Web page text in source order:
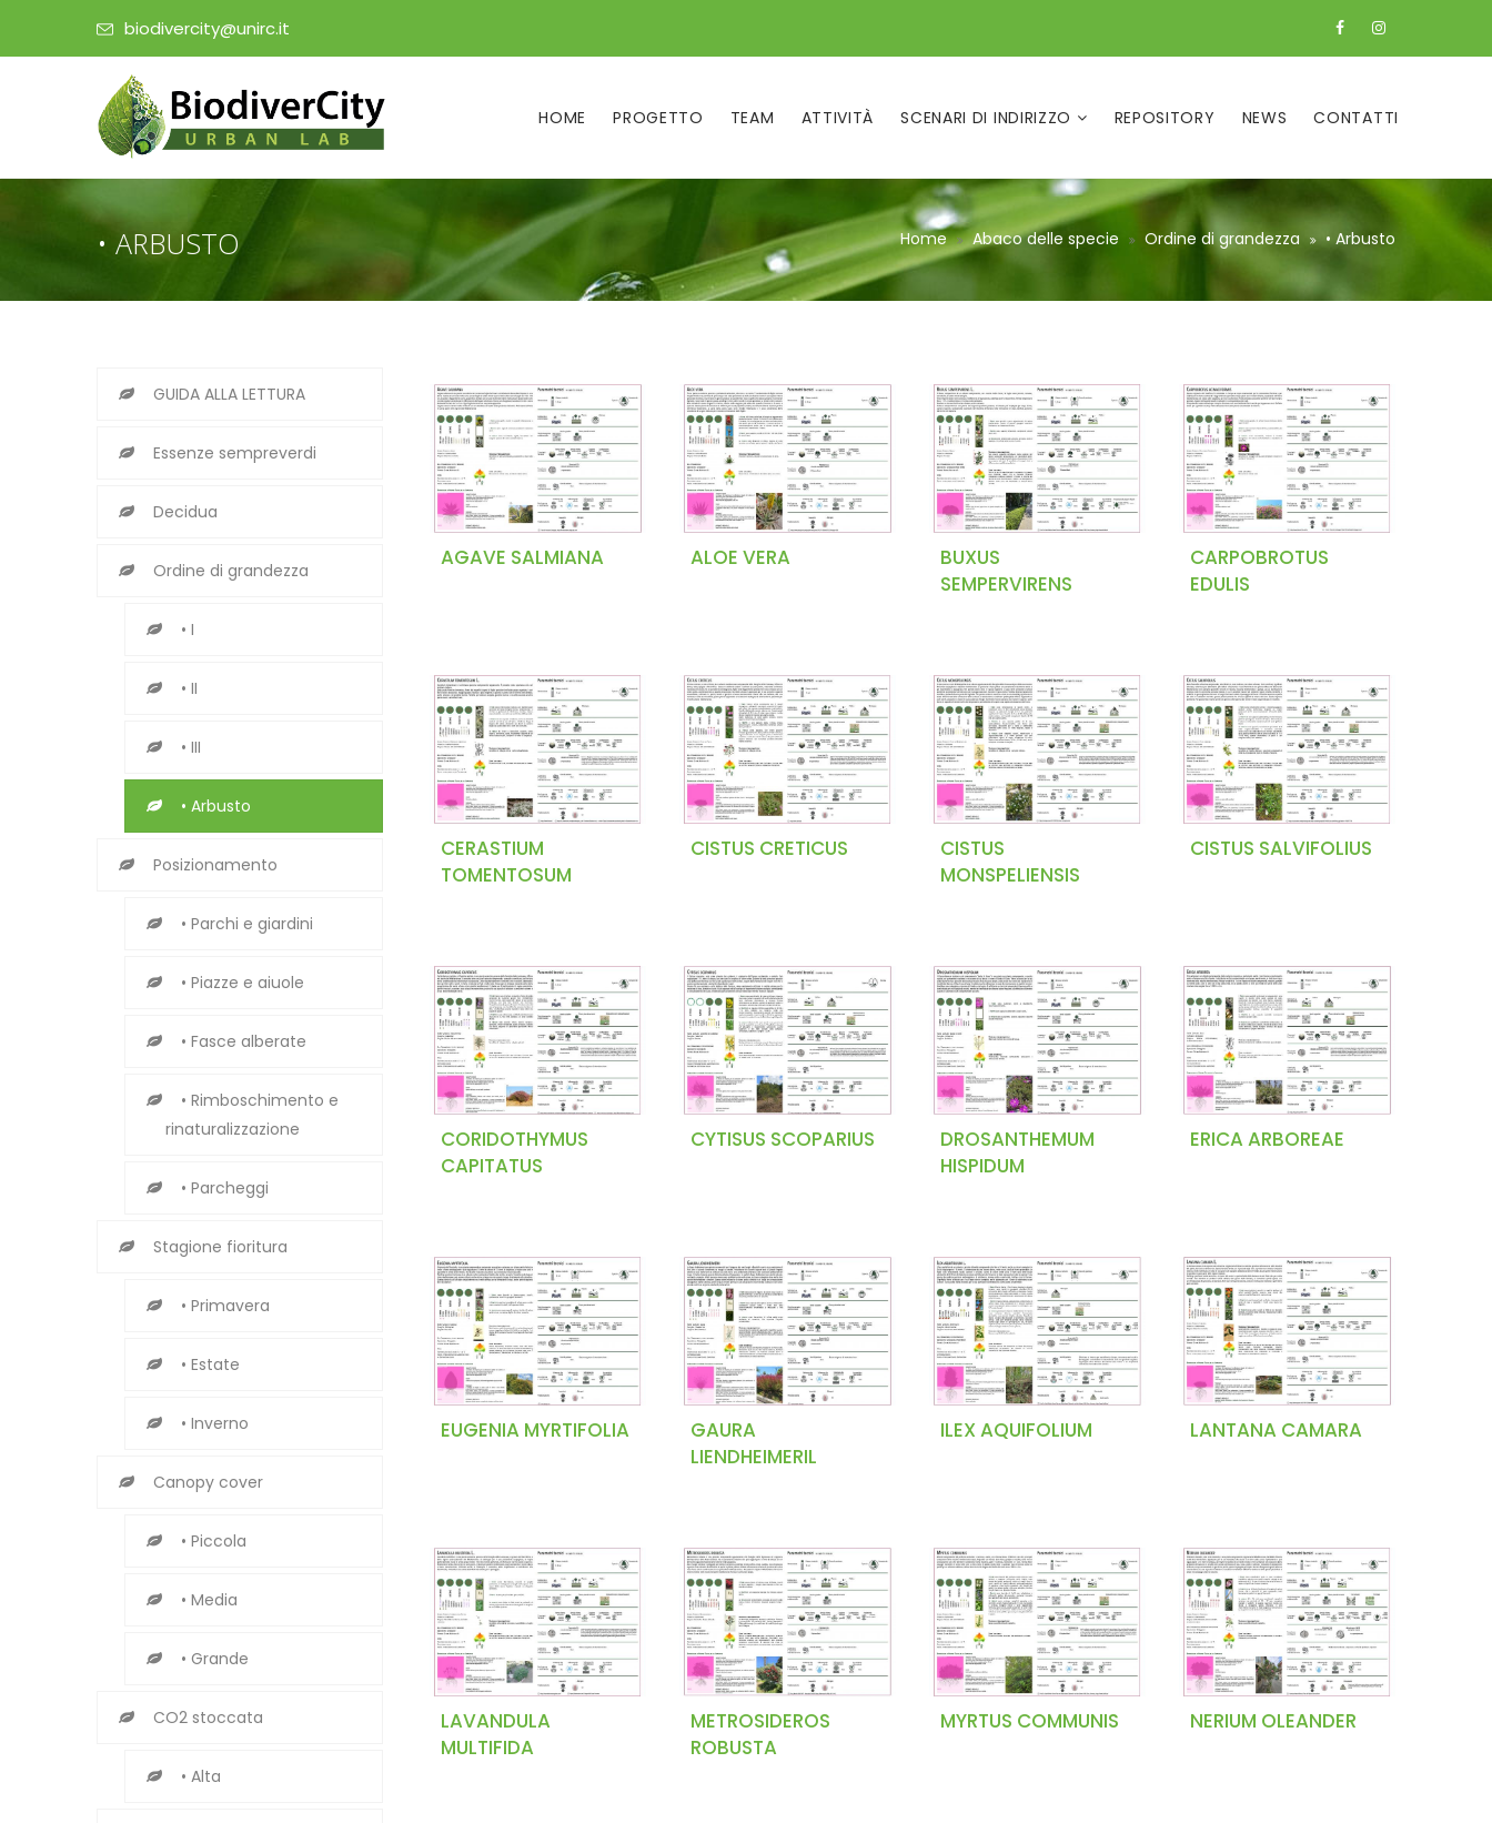
biodivercity@unirc.it
HOME PROGETTO TEAM ATTIVITÀ SCENARI DI INDIRIZZO REPOSITORY NEWS CONTATTI
• ARBUSTO Home Abaco delle specie Ordine di grandezza • Arbusto
AGAVE SALMIANA ALOE VERA
BUXUS
SEMPERVIRENS
CARPOBROTUS
EDULIS
CERASTIUM
TOMENTOSUM
CISTUS CRETICUS
CISTUS
MONSPELIENSIS
CISTUS SALVIFOLIUS
CORIDOTHYMUS
CAPITATUS
CYTISUS SCOPARIUS
DROSANTHEMUM
HISPIDUM
ERICA ARBOREAE
EUGENIA MYRTIFOLIA
GAURA
LIENDHEIMERIL
ILEX AQUIFOLIUM LANTANA CAMARA
LAVANDULA
MULTIFIDA
METROSIDEROS
ROBUSTA
MYRTUS COMMUNIS NERIUM OLEANDER
GUIDA ALLA LETTURA
Essenze sempreverdi
Decidua
Ordine di grandezza
• I
• II
• III
• Arbusto
Posizionamento
• Parchi e giardini
• Piazze e aiuole
• Fasce alberate
• Rimboschimento e
rinaturalizzazione
• Parcheggi
Stagione fioritura
• Primavera
• Estate
• Inverno
Canopy cover
• Piccola
• Media
• Grande
CO2 stoccata
• Alta